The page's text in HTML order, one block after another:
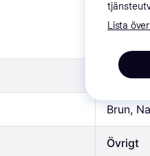
Brun,
Övrigt
Lista